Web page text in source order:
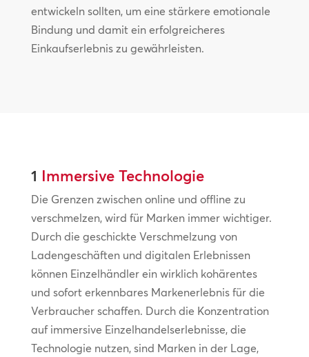
entwickeln sollten, um eine stärkere emotionale
Bindung und damit ein erfolgreicheres
Einkaufserlebnis zu gewährleisten.
1 Immersive Technologie
Die Grenzen zwischen online und offline zu
verschmelzen, wird für Marken immer wichtiger.
Durch die geschickte Verschmelzung von
Ladengeschäften und digitalen Erlebnissen
können Einzelhändler ein wirklich kohärentes
und sofort erkennbares Markenerlebnis für die
Verbraucher schaffen. Durch die Konzentration
auf immersive Einzelhandelserlebnisse, die
Technologie nutzen, sind Marken in der Lage,